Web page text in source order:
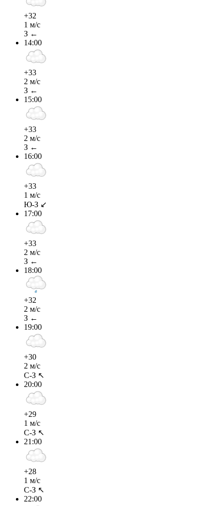
+32
1 м/с
З ←
14:00
+33
2 м/с
З ←
15:00
+33
2 м/с
З ←
16:00
+33
1 м/с
Ю-З ↙
17:00
+33
2 м/с
З ←
18:00
+32
2 м/с
З ←
19:00
+30
2 м/с
С-З ↖
20:00
+29
1 м/с
С-З ↖
21:00
+28
1 м/с
С-З ↖
22:00